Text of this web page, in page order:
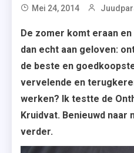
Mei 24, 2014
De zomer komt eraan
dan echt aan geloven:
de beste en
vervelende en
werken? Ik testte de
Kruidvat. Benieuwd naar
verder.